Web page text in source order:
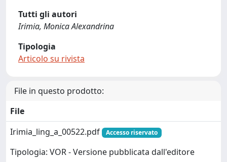
Tutti gli autori
Irimia, Monica Alexandrina
Tipologia
Articolo su rivista
File in questo prodotto:
File
Irimia_ling_a_00522.pdf
Accesso riservato
Tipologia: VOR - Versione pubblicata dall'editore